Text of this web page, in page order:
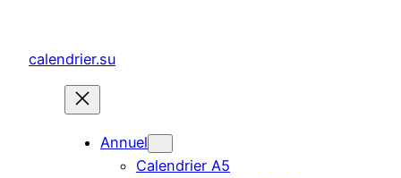
contenu
calendrier.su
Annuel
Calendrier A5